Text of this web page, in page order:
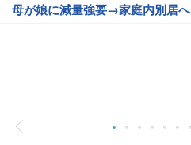
母が娘に減量強要→家庭内別居へ